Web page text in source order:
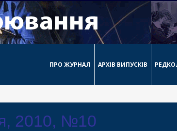
ПРО ЖУРНАЛ АРХІВ ВИПУСКІВ
2010, №10